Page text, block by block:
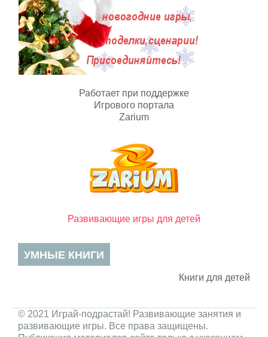
Работает при поддержке
Игрового портала
Zarium
Развивающие игры для детей
УМНЫЕ КНИГИ
Книги для детей
© 2021 Играй-подрастай! Развивающие занятия и
развивающие игры. Все права защищены.